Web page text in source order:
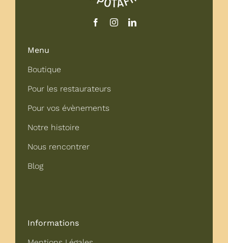
Menu
Boutique
Pour les restaurateurs
Pour vos évènements
Notre histoire
Nous rencontrer
Blog
Informations